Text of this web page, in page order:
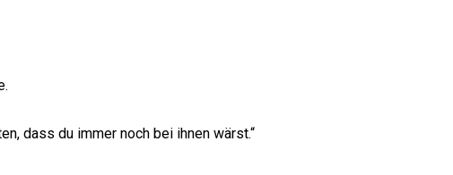
dass du immer noch bei ihnen wärst.“